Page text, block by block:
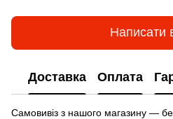
Написати
Доставка Оплата
Самовивіз з нашого магазину —